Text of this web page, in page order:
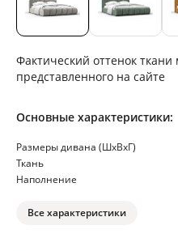
Фактический оттенок ткани
представленного на сайте
Основные характеристики:
Размеры дивана (ШхВхГ)
Ткань
Наполнение
Все характеристики